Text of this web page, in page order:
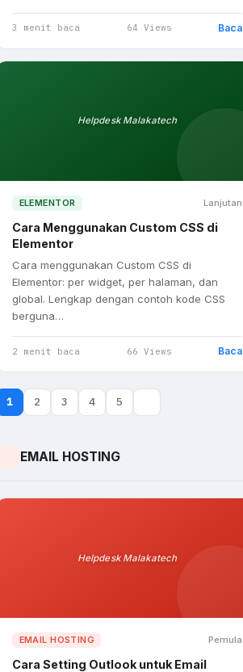
3 menit baca 64 Views Baca
Helpdesk Malakatech
ELEMENTOR Lanjutan
Cara Menggunakan Custom CSS di
Elementor
Cara menggunakan Custom CSS di
Elementor: per widget, per halaman, dan
global. Lengkap dengan contoh kode CSS
berguna…
2 menit baca 66 Views Baca
1 2 3 4 5
EMAIL HOSTING
Helpdesk Malakatech
EMAIL HOSTING Pemula
Cara Setting Outlook untuk Email